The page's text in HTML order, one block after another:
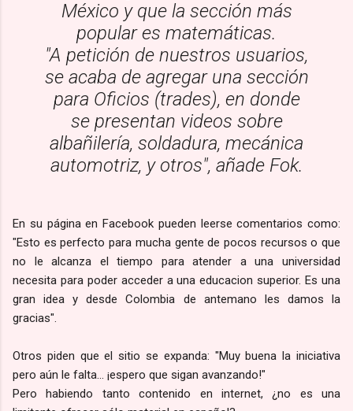
México y que la sección más
popular es matemáticas.
"A petición de nuestros usuarios,
se acaba de agregar una sección
para Oficios (trades), en donde
se presentan videos sobre
albañilería, soldadura, mecánica
automotriz, y otros", añade Fok.
En su página en Facebook pueden leerse comentarios como:
"Esto es perfecto para mucha gente de pocos recursos o que
no le alcanza el tiempo para atender a una universidad
necesita para poder acceder a una educacion superior. Es una
gran idea y desde Colombia de antemano les damos la
gracias".
Otros piden que el sitio se expanda: "Muy buena la iniciativa
pero aún le falta... ¡espero que sigan avanzando!"
Pero habiendo tanto contenido en internet, ¿no es una